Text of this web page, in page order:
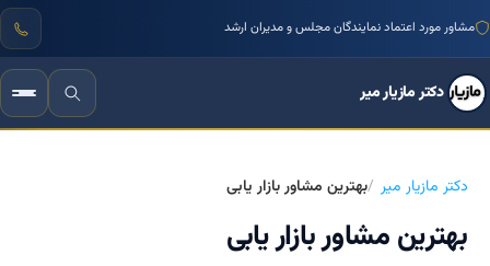
مشاور مورد اعتماد نمایندگان مجلس و مدیران ارشد
دکتر مازیار میر
دکتر مازیار میر بهترین مشاور بازار یابی
بهترین مشاور بازار یابی